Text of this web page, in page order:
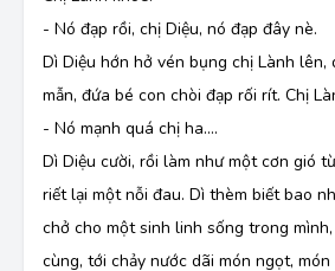
- Nó đạp rồi, chị Diệu, nó đạp đây nè.
Dì Diệu hớn hở vén bụng chị Lành lên,
mẫn, đứa bé con chòi đạp rối rít. Chị
- Nó mạnh quá chị ha....
Dì Diệu cười, rồi làm như một cơn gió
riết lại một nỗi đau. Dì thèm biết bao
chở cho một sinh linh sống trong
cùng, tới chảy nước dãi món ngọt, món